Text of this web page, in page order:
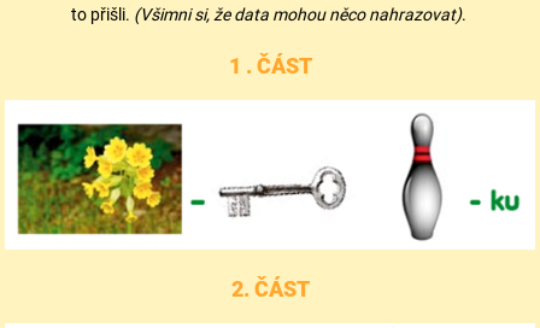
to přišli. (Všimni si, že data mohou něco nahrazovat).
1 . ČÁST
2. ČÁST